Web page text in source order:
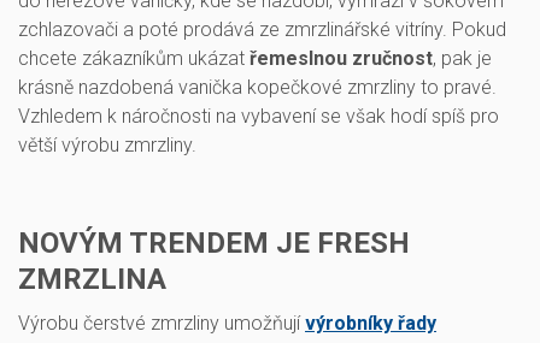
zchlazovači a poté prodává ze zmrzlinářské vitríny. Pokud
chcete zákazníkům ukázat řemeslnou zručnost, pak je
krásně nazdobená vanička kopečkové zmrzliny to pravé.
Vzhledem k náročnosti na vybavení se však hodí spíš pro
větší výrobu zmrzliny.
NOVÝM TRENDEM JE FRESH
ZMRZLINA
Výrobu čerstvé zmrzliny umožňujívýrobníky řady